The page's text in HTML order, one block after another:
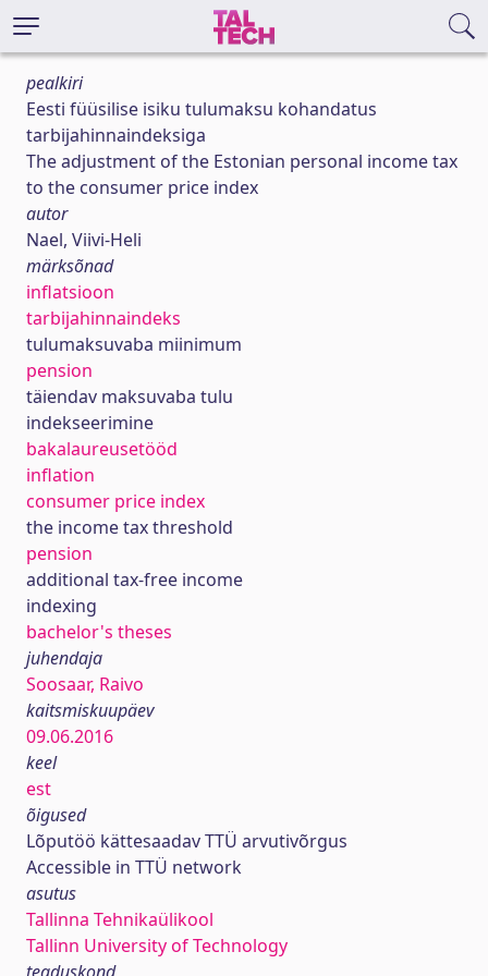
pealkiri
Eesti füüsilise isiku tulumaksu kohandatus
tarbijahinnaindeksiga
The adjustment of the Estonian personal income tax
to the consumer price index
autor
Nael, Viivi-Heli
märksõnad
inflatsioon
tarbijahinnaindeks
tulumaksuvaba miinimum
pension
täiendav maksuvaba tulu
indekseerimine
bakalaureusetööd
inflation
consumer price index
the income tax threshold
pension
additional tax-free income
indexing
bachelor's theses
juhendaja
Soosaar, Raivo
kaitsmiskuupäev
09.06.2016
keel
est
õigused
Lõputöö kättesaadav TTÜ arvutivõrgus
Accessible in TTÜ network
asutus
Tallinna Tehnikaülikool
Tallinn University of Technology